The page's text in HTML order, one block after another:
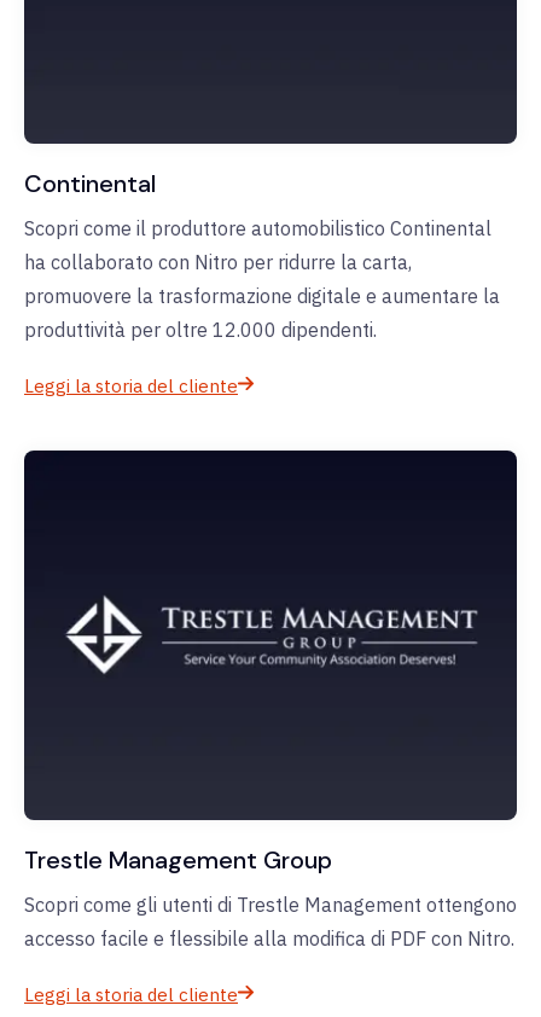
Continental
Scopri come il produttore automobilistico Continental
ha collaborato con Nitro per ridurre la carta,
promuovere la trasformazione digitale e aumentare la
produttività per oltre 12.000 dipendenti.
Leggi la storia del cliente
Trestle Management Group
Scopri come gli utenti di Trestle Management ottengono
accesso facile e flessibile alla modifica di PDF con Nitro.
Leggi la storia del cliente